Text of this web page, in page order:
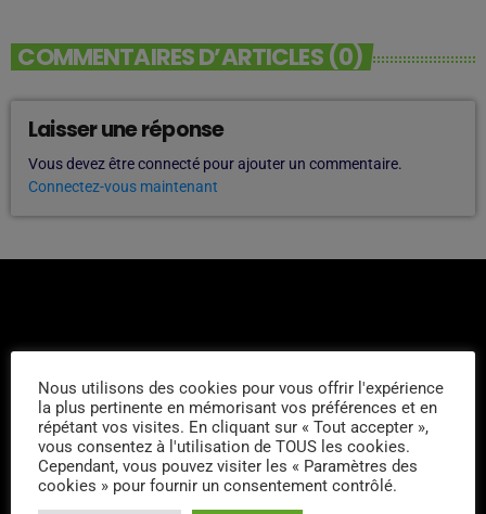
COMMENTAIRES D’ARTICLES (0)
Laisser une réponse
Vous devez être connecté pour ajouter un commentaire.
Connectez-vous maintenant
L'ÉQUIPE
Louis King
Nous utilisons des cookies pour vous offrir l'expérience
la plus pertinente en mémorisant vos préférences et en
répétant vos visites. En cliquant sur « Tout accepter »,
vous consentez à l'utilisation de TOUS les cookies.
Cependant, vous pouvez visiter les « Paramètres des
cookies » pour fournir un consentement contrôlé.